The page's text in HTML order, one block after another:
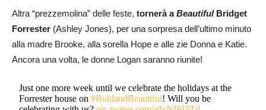
Altra “prezzemolina” delle feste, tornerà aBeautifulBridget
Forrester (Ashley Jones), per una sorpresa dell’ultimo minuto
alla madre Brooke, alla sorella Hope e alle zie Donna e Katie.
Ancora una volta, le donne Logan saranno riunite!
Just one more week until we celebrate the holidays at the
Forrester house on#BoldandBeautiful! Will you be